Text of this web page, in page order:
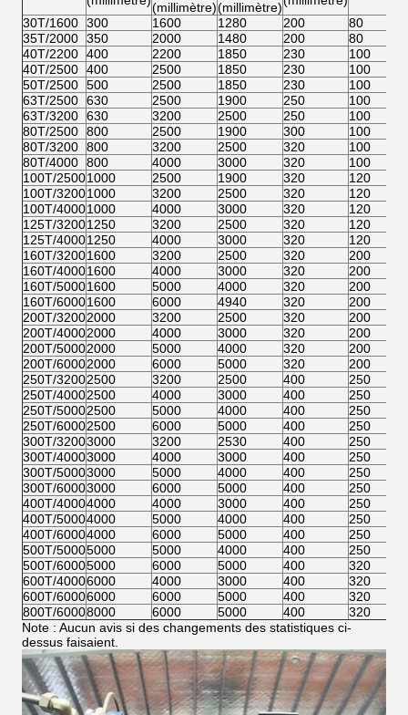
(millimètre)(millimètre)
30T/1600 300 1600 1280 200
80
35T/2000 350 2000 1480 200
80
40T/2200 400 2200 1850 230
100
40T/2500 400 2500 1850 230
100
50T/2500 500 2500 1850 230
100
63T/2500 630 2500 1900 250
100
63T/3200 630 3200 2500 250
100
80T/2500 800 2500 1900 300
100
80T/3200 800 3200 2500 320
100
80T/4000 800 4000 3000 320
100
100T/25001000 2500 1900 320
120
100T/32001000 3200 2500 320
120
100T/40001000 4000 3000 320
120
125T/32001250 3200 2500 320
120
125T/40001250 4000 3000 320
120
160T/32001600 3200 2500 320
200
160T/40001600 4000 3000 320
200
160T/50001600 5000 4000 320
200
160T/60001600 6000 4940 320
200
200T/32002000 3200 2500 320
200
200T/40002000 4000 3000 320
200
200T/50002000 5000 4000 320
200
200T/60002000 6000 5000 320
200
250T/32002500 3200 2500 400
250
250T/40002500 4000 3000 400
250
250T/50002500 5000 4000 400
250
250T/60002500 6000 5000 400
250
300T/32003000 3200 2530 400
250
300T/40003000 4000 3000 400
250
300T/50003000 5000 4000 400
250
300T/60003000 6000 5000 400
250
400T/40004000 4000 3000 400
250
400T/50004000 5000 4000 400
250
400T/60004000 6000 5000 400
250
500T/50005000 5000 4000 400
250
500T/60005000 6000 5000 400
320
600T/40006000 4000 3000 400
320
600T/60006000 6000 5000 400
320
800T/60008000 6000 5000 400
320
Note : Aucun avis si des changements des statistiques ci-
dessus faisaient.